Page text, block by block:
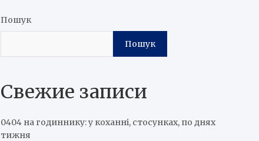
Пошук
Пошук
Свежие записи
0404 на годиннику: у коханні, стосунках, по днях
тижня